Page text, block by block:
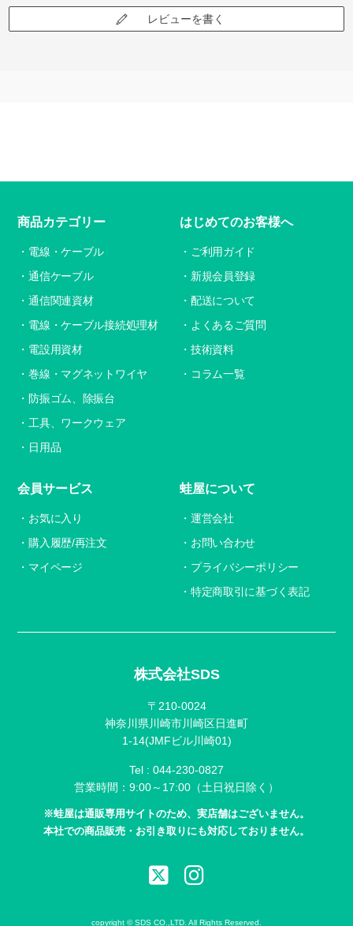
レビューを書く
株式会社SDS
〒210-0024
神奈川県川崎市川崎区日進町
1-14(JMFビル川崎01)
Tel : 044-230-0827
営業時間：9:00～17:00（土日祝日除く）
※蛙屋は通販専用サイトのため、実店舗はございません。
本社での商品販売・お引き取りにも対応しておりません。
商品カテゴリー
電線・ケーブル
通信ケーブル
通信関連資材
電線・ケーブル接続処理材
電設用資材
巻線・マグネットワイヤ
防振ゴム、除振台
工具、ワークウェア
日用品
はじめてのお客様へ
ご利用ガイド
新規会員登録
配送について
よくあるご質問
技術資料
コラム一覧
会員サービス
お気に入り
購入履歴/再注文
マイページ
蛙屋について
運営会社
お問い合わせ
プライバシーポリシー
特定商取引に基づく表記
copyright © SDS CO.,LTD. All Rights Reserved.